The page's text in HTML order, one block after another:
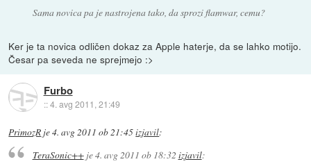
Sama novica pa je nastrojena tako, da sprozi flamwar, cemu?
Ker je ta novica odličen dokaz za Apple haterje, da se lahko motijo.
Česar pa seveda ne sprejmejo :>
Furbo
::4. avg 2011, 21:49
PrimozR je4. avg 2011 ob 21:45izjavil:
TeraSonic++je4. avg 2011 ob 18:32 izjavil: